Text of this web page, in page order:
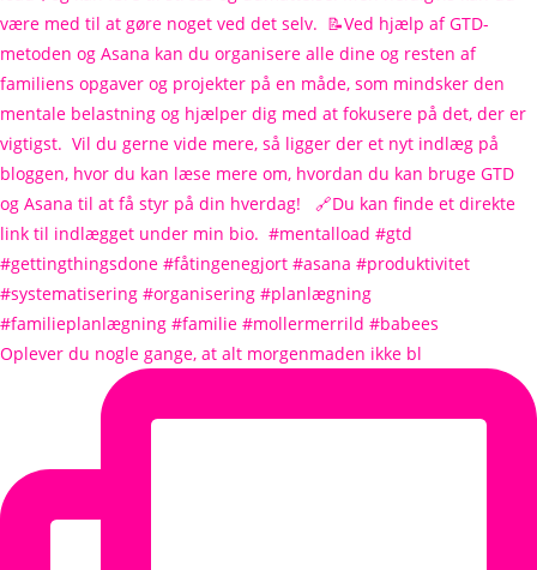
Oplever du nogle gange, at alt morgenmaden ikke bl